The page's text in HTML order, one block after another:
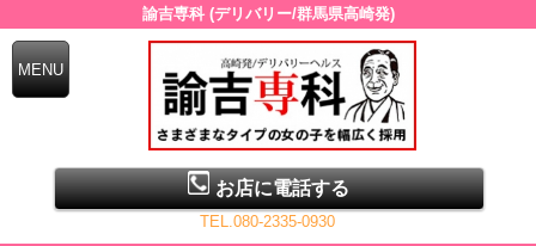
諭吉専科 (デリバリー/群馬県高崎発)
お店に電話する
TEL.080-2335-0930